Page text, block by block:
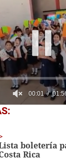
boletería
Rica